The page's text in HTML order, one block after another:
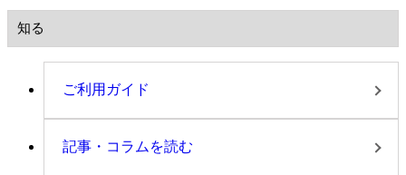
知る
ご利用ガイド
記事・コラムを読む